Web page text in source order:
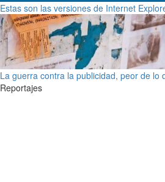
Estas son las versiones de Internet
La guerra contra la publicidad, peor de lo
Reportajes